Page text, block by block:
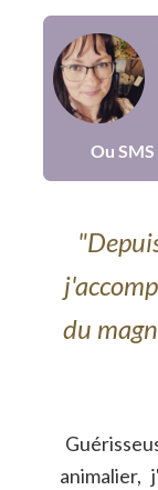
Ou SMS
du
animalier,